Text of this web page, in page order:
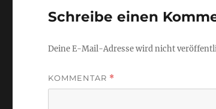
Schreibe einen
Deine E-Mail-Adresse wird nicht
KOMMENTAR *